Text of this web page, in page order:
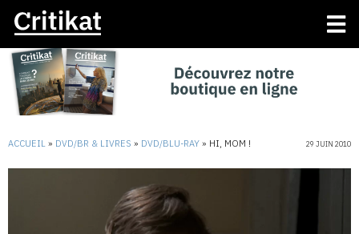
ACCUEIL » DVD/BR & LIVRES » DVD/BLU-RAY » HI, MOM ! 29 JUIN 2010